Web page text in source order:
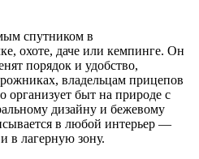
спутником в
охоте, даче или кемпинге. Он
порядок и удобство,
владельцам прицепов
организует быт на природе с
дизайну и бежевому
в любой интерьер —
в лагерную зону.